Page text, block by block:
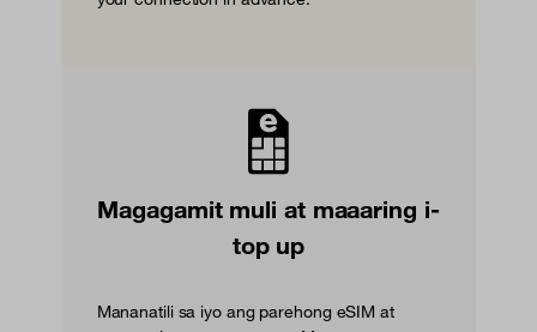
Magagamit muli at maaaring i-
top up
Mananatili sa iyo ang parehong eSIM at